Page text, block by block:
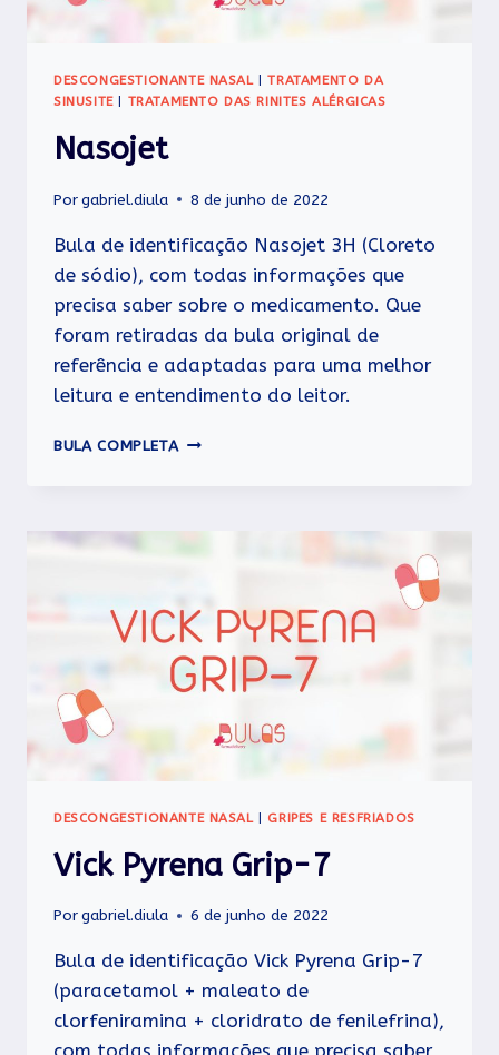
DESCONGESTIONANTE NASAL|TRATAMENTO DA
SINUSITE| TRATAMENTO DAS RINITES ALÉRGICAS
Nasojet
Porgabriel.diula 8 de junho de 2022
Bula de identificação Nasojet 3H (Cloreto
de sódio), com todas informações que
precisa saber sobre o medicamento. Que
foram retiradas da bula original de
referência e adaptadas para uma melhor
leitura e entendimento do leitor.
BULA COMPLETA NASOJET
DESCONGESTIONANTE NASAL| GRIPES E RESFRIADOS
Vick Pyrena Grip-7
Porgabriel.diula 6 de junho de 2022
Bula de identificação Vick Pyrena Grip-7
(paracetamol + maleato de
clorfeniramina + cloridrato de fenilefrina),